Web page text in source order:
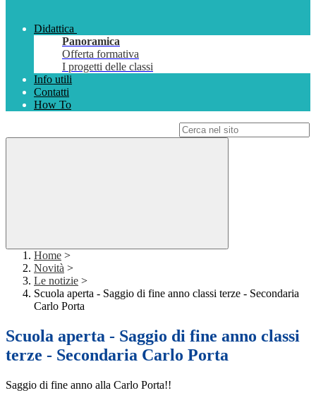
Didattica
Panoramica
Offerta formativa
I progetti delle classi
Info utili
Contatti
How To
Home >
Novità >
Le notizie >
Scuola aperta - Saggio di fine anno classi terze - Secondaria
Carlo Porta
Scuola aperta - Saggio di fine anno classi
terze - Secondaria Carlo Porta
Saggio di fine anno alla Carlo Porta!!